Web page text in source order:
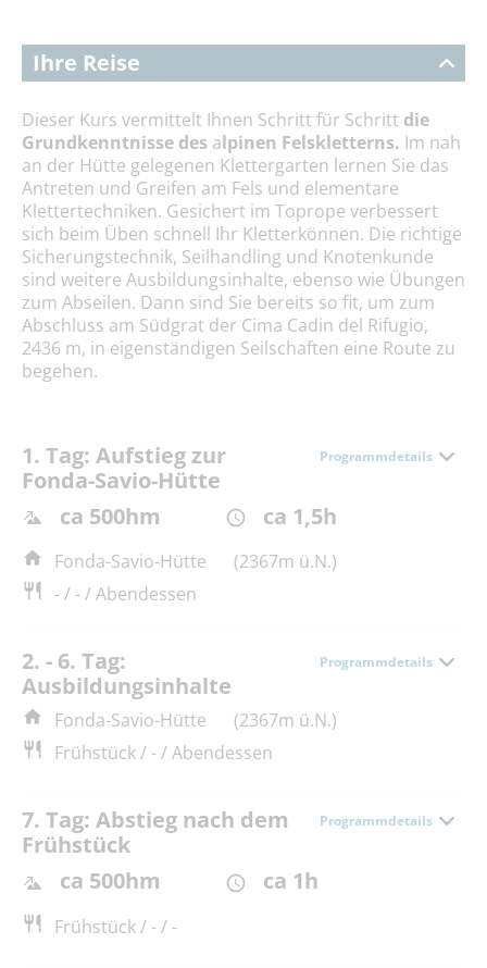
Ihre Reise
Dieser Kurs vermittelt Ihnen Schritt für Schritt die
Grundkenntnisse des alpinen Felskletterns. Im nah
an der Hütte gelegenen Klettergarten lernen Sie das
Antreten und Greifen am Fels und elementare
Klettertechniken. Gesichert im Toprope verbessert
sich beim Üben schnell Ihr Kletterkönnen. Die richtige
Sicherungstechnik, Seilhandling und Knotenkunde
sind weitere Ausbildungsinhalte, ebenso wie Übungen
zum Abseilen. Dann sind Sie bereits so fit, um zum
Abschluss am Südgrat der Cima Cadin del Rifugio,
2436 m, in eigenständigen Seilschaften eine Route zu
begehen.
1. Tag: Aufstieg zur
Fonda-Savio-Hütte
Programmdetails
ca 500hm ca 1,5h
Fonda-Savio-Hütte
(2367m ü.N.)
- / - / Abendessen
2. - 6. Tag:
Ausbildungsinhalte
Programmdetails
Fonda-Savio-Hütte
(2367m ü.N.)
Frühstück / - / Abendessen
7. Tag: Abstieg nach dem
Frühstück
Programmdetails
ca 500hm ca 1h
Frühstück / - / -